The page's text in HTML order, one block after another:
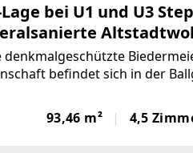
bei U1 und U3
stiller
denkmalgeschützte
befindet sich in der
Innenstadt, die ein
Ensemble aus
93,46 m² 4,5